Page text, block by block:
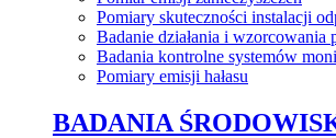
Pomiary skuteczności instalacji
Badanie działania i wzorcowania
Badania kontrolne systemów
Pomiary emisji hałasu
BADANIA